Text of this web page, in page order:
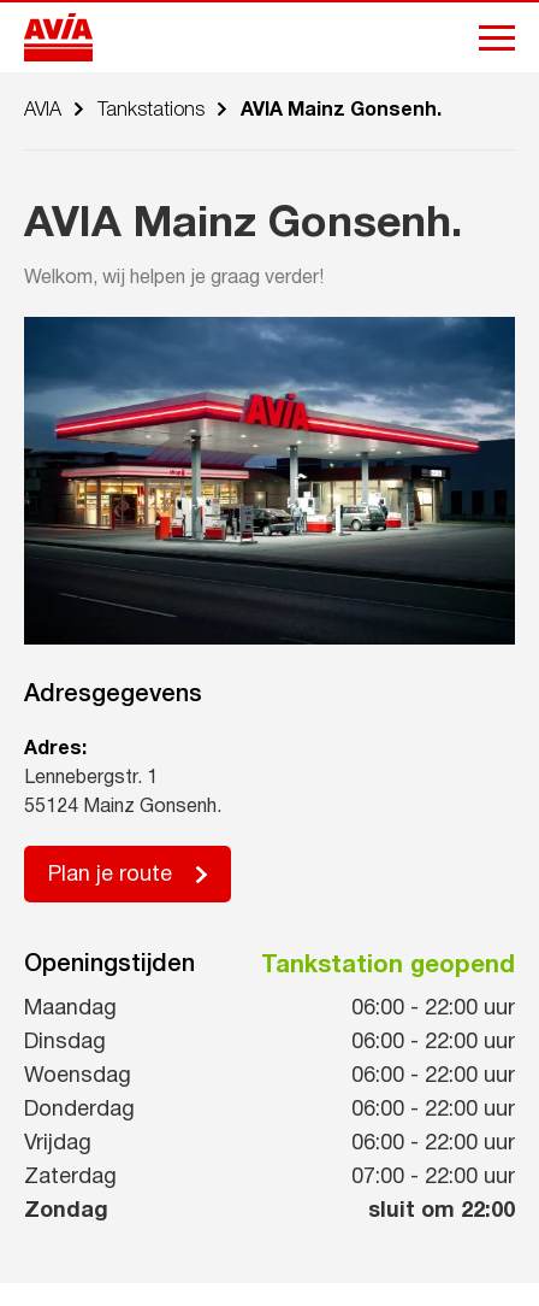
AVIA Tankstations AVIA Mainz Gonsenh.
AVIA Mainz Gonsenh.
Welkom, wij helpen je graag verder!
Adresgegevens
Adres:
Lennebergstr. 1
55124 Mainz Gonsenh.
Plan je route
Openingstijden Tankstation geopend
Maandag 06:00 - 22:00 uur
Dinsdag
06:00 - 22:00 uur
Woensdag
06:00 - 22:00 uur
Donderdag
06:00 - 22:00 uur
Vrijdag
06:00 - 22:00 uur
Zaterdag
07:00 - 22:00 uur
Zondag
sluit om 22:00